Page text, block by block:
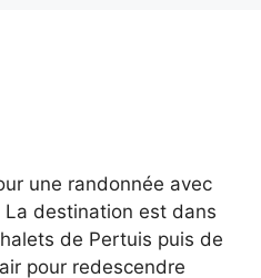
une randonnée avec
destination est dans
de Pertuis puis de
pour redescendre